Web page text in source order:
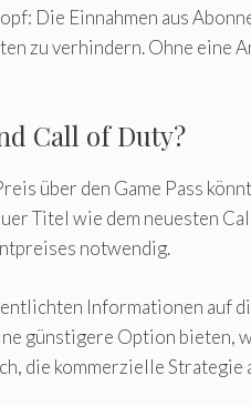
Die Einnahmen aus
zu verhindern. Ohne
Call of Duty?
über den Game Pass
Titel wie dem neuesten
notwendig.
Informationen auf
günstigere Option bieten,
die kommerzielle